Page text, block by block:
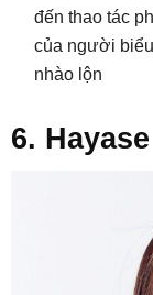
đến thao tác
của người
nhào lộn
6.